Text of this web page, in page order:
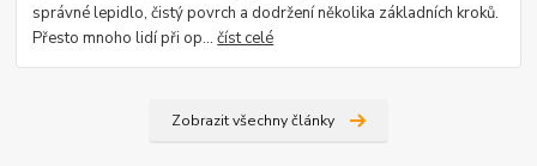
správné lepidlo, čistý povrch a dodržení několika základních kroků.
Přesto mnoho lidí při op...číst celé
Zobrazit všechny články